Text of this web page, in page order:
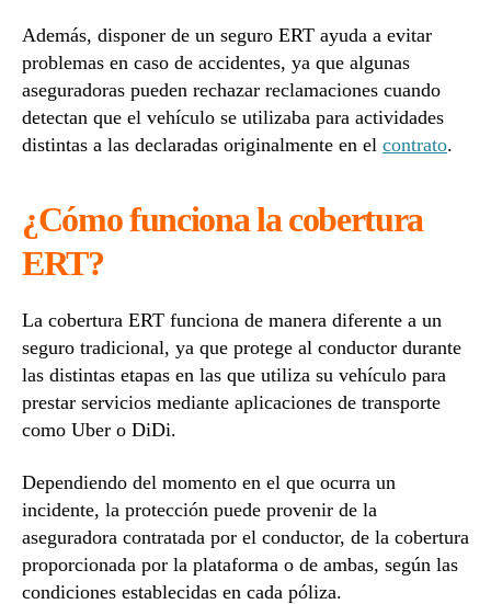
Además, disponer de un seguro ERT ayuda a evitar
problemas en caso de accidentes, ya que algunas
aseguradoras pueden rechazar reclamaciones cuando
detectan que el vehículo se utilizaba para actividades
distintas a las declaradas originalmente en el contrato.
¿Cómo funciona la cobertura
ERT?
La cobertura ERT funciona de manera diferente a un
seguro tradicional, ya que protege al conductor durante
las distintas etapas en las que utiliza su vehículo para
prestar servicios mediante aplicaciones de transporte
como Uber o DiDi.
Dependiendo del momento en el que ocurra un
incidente, la protección puede provenir de la
aseguradora contratada por el conductor, de la cobertura
proporcionada por la plataforma o de ambas, según las
condiciones establecidas en cada póliza.